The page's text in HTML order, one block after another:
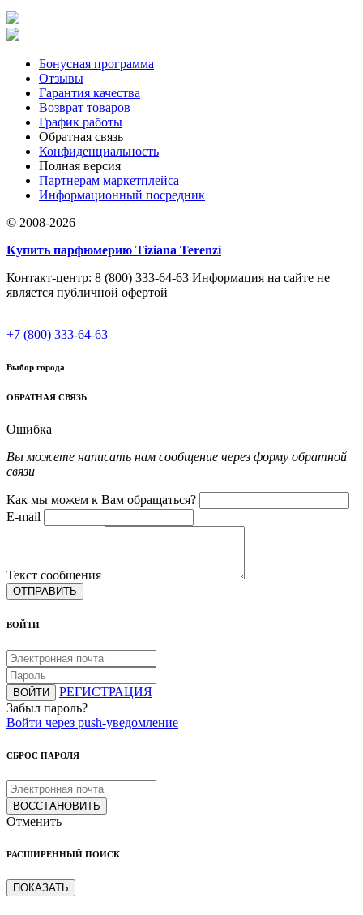
Бонусная программа
Отзывы
Гарантия качества
Возврат товаров
График работы
Обратная связь
Конфиденциальность
Полная версия
Партнерам маркетплейса
Информационный посредник
© 2008-2026
Купить парфюмерию Tiziana Terenzi
Контакт-центр: 8 (800) 333-64-63 Информация на сайте не
является публичной офертой
+7 (800) 333-64-63
Выбор города
ОБРАТНАЯ СВЯЗЬ
Ошибка
Вы можете написать нам сообщение через форму обратной
связи
Как мы можем к Вам обращаться?
E-mail
Текст сообщения
ОТПРАВИТЬ
ВОЙТИ
ВОЙТИ
РЕГИСТРАЦИЯ
Забыл пароль?
Войти через push-уведомление
СБРОС ПАРОЛЯ
ВОССТАНОВИТЬ
Отменить
РАСШИРЕННЫЙ ПОИСК
ПОКАЗАТЬ